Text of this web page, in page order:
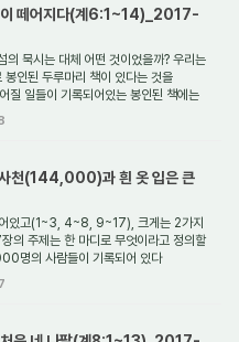
이 떼어지다(계6:1~14)_2017-
묵시는 대체 어떤 것이었을까? 우리는
인된 두루마리 책이 있다는 것을
일들이 기록되어있는 봉인된 책에는
천(144,000)과 흰 옷 입은 큰
있고(1~3, 4~8, 9~17), 크게는 2가지
주제는 한 마디로 무엇이라고 정의할
명의 사람들이 기록되어 있다